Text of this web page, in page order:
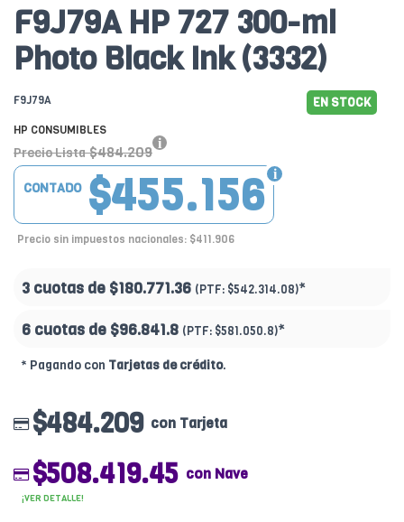
F9J79A HP 727 300-ml
Photo Black Ink (3332)
F9J79A EN STOCK
HP CONSUMIBLES
Precio Lista $484.209
$455.156
CONTADO
Precio sin impuestos nacionales: $411.906
3 cuotas de $180.771.36 (PTF: $542.314.08)*
6 cuotas de $96.841.8 (PTF: $581.050.8)*
* Pagando con Tarjetas de crédito.
$484.209 con Tarjeta
$508.419.45 con Nave
¡VER DETALLE!